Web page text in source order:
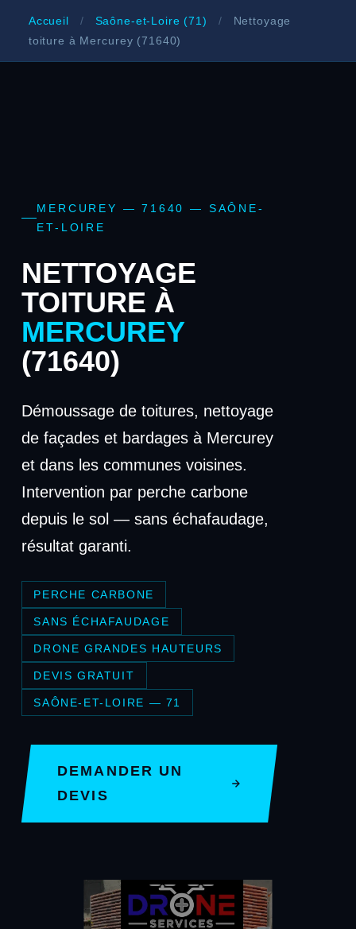
Accueil / Saône-et-Loire (71) /
Nettoyage
toiture à Mercurey (71640)
MERCUREY — 71640 — SAÔNE-
ET-LOIRE
NETTOYAGE
TOITURE À
MERCUREY
(71640)
Démoussage de toitures, nettoyage
de façades et bardages à Mercurey
et dans les communes voisines.
Intervention par perche carbone
depuis le sol — sans échafaudage,
résultat garanti.
PERCHE CARBONE
SANS ÉCHAFAUDAGE
DRONE GRANDES HAUTEURS
DEVIS GRATUIT
SAÔNE-ET-LOIRE — 71
DEMANDER UN
DEVIS